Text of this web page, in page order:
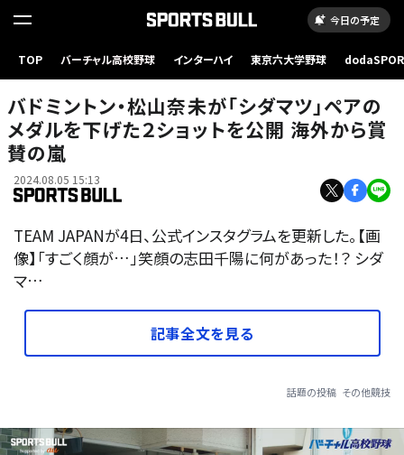
今日の予定
TOP バーチャル高校野球 インターハイ 東京六大学野球
バドミントン・松山奈未が「シダマツ」ペアの
メダルを下げた２ショットを公開 海外から賞
賛の嵐
2024.08.05 15:13
TEAM JAPANが4日、公式インスタグラムを更新した。【画
像】「すごく顔が…」笑顔の志田千陽に何があった！？ シダ
マ…
記事全文を見る
話題の投稿 その他競技